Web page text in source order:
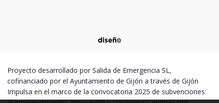
Proyecto desarrollado por Salida de Emergencia SL,
cofinanciado por el Ayuntamiento de Gijón a través de Gijón
Impulsa en el marco de la convocatoria 2025 de subvenciones